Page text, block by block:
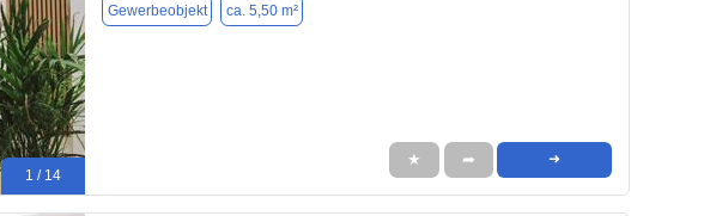
1 / 14
Gewerbeobjekt ca. 5,50 m²
★ ➦ ➜